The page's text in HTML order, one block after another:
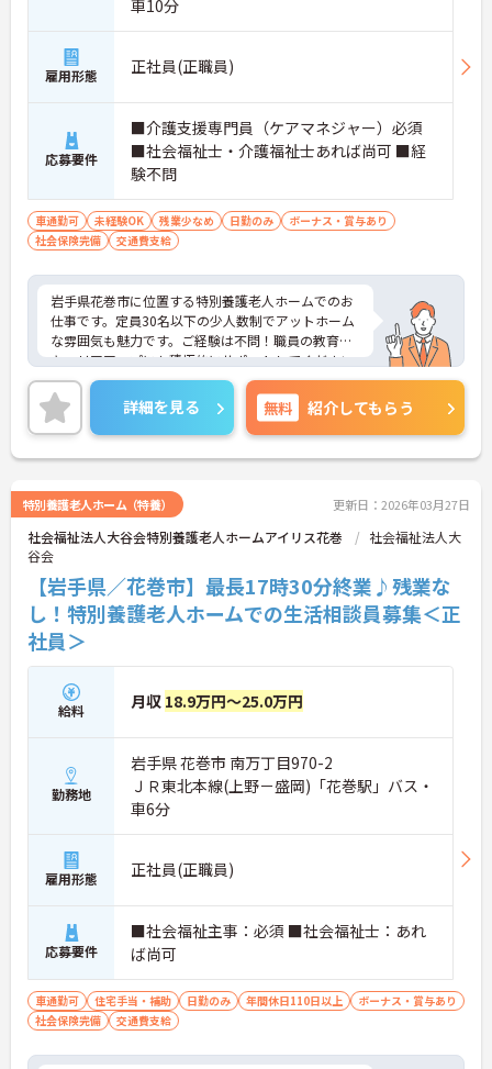
車10分
雇用形態 正社員(正職員)
応募要件
■介護支援専門員（ケアマネジャー）必須
■社会福祉士・介護福祉士あれば尚可 ■経
験不問
車通勤可 未経験OK 残業少なめ 日勤のみ
ボーナス・賞与あり
社会保険完備
交通費支給
岩手県花巻市に位置する特別養護老人ホームでのお
仕事です。定員30名以下の少人数制でアットホーム
な雰囲気も魅力です。ご経験は不問！職員の教育と
キャリアアップにも積極的にサポートしてください
ますので働きながらスキルアップが目指せます。月3
日の希望休も考慮があり、プライベートとの両立も
しやすいです。ご興味のある方には、面接対策ポイ
ントなど、さらに詳細をお話しいたしますのでお気
軽にご相談ください！
詳細を見る 無料 紹介してもらう
特別養護老人ホーム（特養） 更新日：2026年03月27日
社会福祉法人大谷会特別養護老人ホームアイリス花巻
社会福祉法人大
谷会
【岩手県／花巻市】最長17時30分終業♪残業な
し！特別養護老人ホームでの生活相談員募集＜正
社員＞
給料 月収 18.9万円～25.0万円
勤務地
岩手県 花巻市 南万丁目970-2
ＪＲ東北本線(上野－盛岡)「花巻駅」バス・
車6分
雇用形態 正社員(正職員)
応募要件
■社会福祉主事：必須 ■社会福祉士：あれ
ば尚可
車通勤可 住宅手当・補助 日勤のみ 年間休日110日以上
ボーナス・賞与あり
社会保険完備
交通費支給